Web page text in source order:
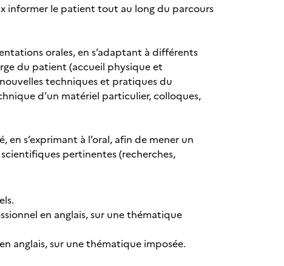
informer le patient tout au long du parcours
orales, en s’adaptant à différents
du patient (accueil physique et
techniques et pratiques du
d’un matériel particulier, colloques,
s’exprimant à l’oral, afin de mener un
pertinentes (recherches,
en anglais, sur une thématique
anglais, sur une thématique imposée.